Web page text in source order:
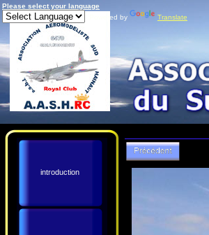
Please select your language
Powered by
Translate
introduction